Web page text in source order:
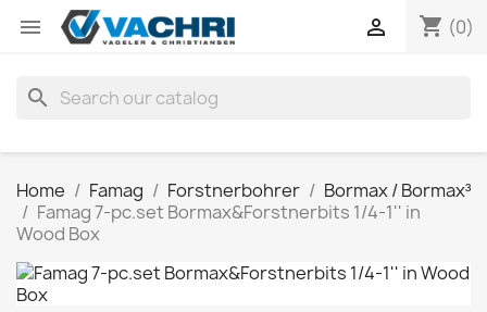
 shopping_cart (0)

search
Home Famag Forstnerbohrer
Bormax / Bormax³
Famag 7-pc.set Bormax&Forstnerbits 1/4-1'' in
Wood Box